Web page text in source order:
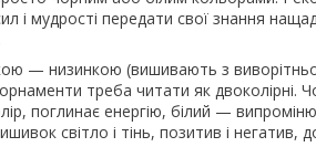
і мудрості передати свої знання
— низинкою (вишивають з
треба читати як двоколірні.
поглинає енергію, білий —
світло і тінь, позитив і негатив,